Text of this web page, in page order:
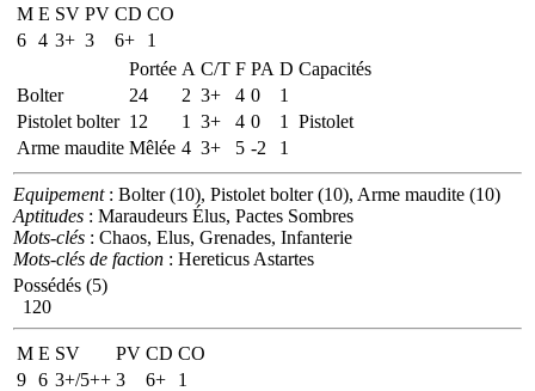
M E SV PV CD CO
6 4 3+ 3 6+
1
Portée A C/T F PA D Capacités
Bolter
24 2 3+ 4 0
1
Pistolet bolter 12 1 3+ 4 0 1
Pistolet
Arme maudite Mêlée 4 3+ 5 -2 1
Equipement: Bolter (10), Pistolet bolter (10), Arme maudite (10)
Aptitudes : Maraudeurs Élus, Pactes Sombres
Mots-clés : Chaos, Elus, Grenades, Infanterie
Mots-clés de faction : Hereticus Astartes
Possédés (5)
120
M E SV PV CD CO
9 6 3+/5++ 3 6+
1